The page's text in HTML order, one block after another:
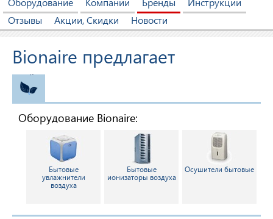
Отзывы
Акции, Скидки Новости
Bionaire предлагает
Оборудование Bionaire:
Бытовые
увлажнители
воздуха
Бытовые
ионизаторы воздуха
Осушители бытовые